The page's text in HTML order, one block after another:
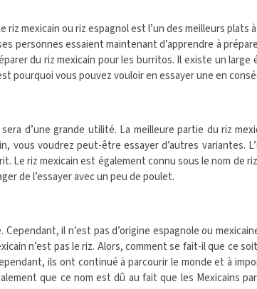
riz mexicain ou riz espagnol est l’un des meilleurs
personnes essaient maintenant d’apprendre à
du riz mexicain pour les burritos. Il existe un
pourquoi vous pouvez vouloir en essayer une en
d’une grande utilité. La meilleure partie du riz
vous voudrez peut-être essayer d’autres
Le riz mexicain est également connu sous le nom de
de l’essayer avec un peu de poulet.
il n’est pas d’origine espagnole ou
n’est pas le riz. Alors, comment se fait-il que ce
ils ont continué à parcourir le monde et à
que ce nom est dû au fait que les Mexicains